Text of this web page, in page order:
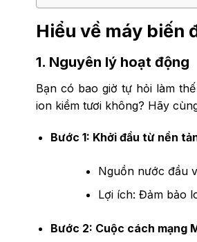
Hiểu về máy biến
1. Nguyên lý hoạt động
Bạn có bao giờ tự hỏi làm
ion kiềm tươi không? Hãy
Bước 1: Khởi đầu từ nền
Nguồn nước đầu
Lợi ích: Đảm bảo
Bước 2: Cuộc cách mạng